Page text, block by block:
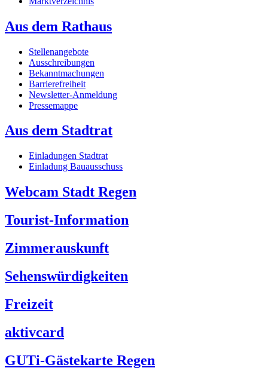
Aus dem Rathaus
Stellenangebote
Ausschreibungen
Bekanntmachungen
Barrierefreiheit
Newsletter-Anmeldung
Pressemappe
Aus dem Stadtrat
Einladungen Stadtrat
Einladung Bauausschuss
Webcam Stadt Regen
Tourist-Information
Zimmerauskunft
Sehenswürdigkeiten
Freizeit
aktivcard
GUTi-Gästekarte Regen